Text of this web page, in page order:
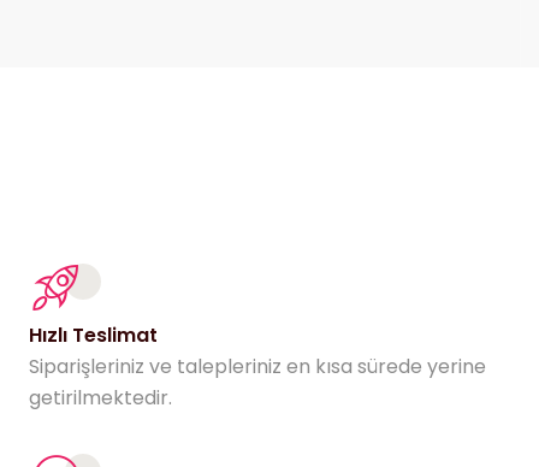
Hızlı Teslimat
Siparişleriniz ve talepleriniz en kısa sürede yerine
getirilmektedir.